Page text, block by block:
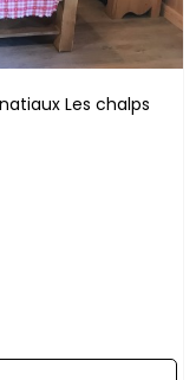
Les chalps